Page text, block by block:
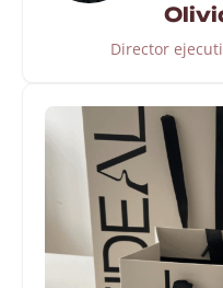
Director